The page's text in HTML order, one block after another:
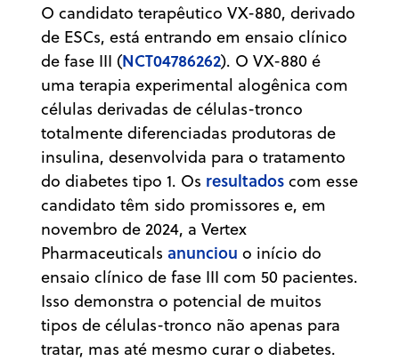
O candidato terapêutico VX-880, derivado
de ESCs, está entrando em ensaio clínico
de fase III (NCT04786262). O VX-880 é
uma terapia experimental alogênica com
células derivadas de células-tronco
totalmente diferenciadas produtoras de
insulina, desenvolvida para o tratamento
do diabetes tipo 1. Os resultados com esse
candidato têm sido promissores e, em
novembro de 2024, a Vertex
Pharmaceuticals anunciou o início do
ensaio clínico de fase III com 50 pacientes.
Isso demonstra o potencial de muitos
tipos de células-tronco não apenas para
tratar, mas até mesmo curar o diabetes.